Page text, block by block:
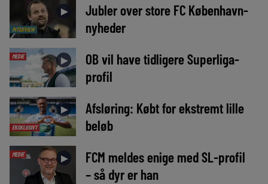
INTERVIEW
►
Jubler over store FC København-
nyheder
MEDIE ►
OB vil have tidligere Superliga-
profil
EKSKLUSIVT
►
Afsløring: Købt for ekstremt lille
beløb
MEDIE ►
FCM meldes enige med SL-profil
– så dyr er han